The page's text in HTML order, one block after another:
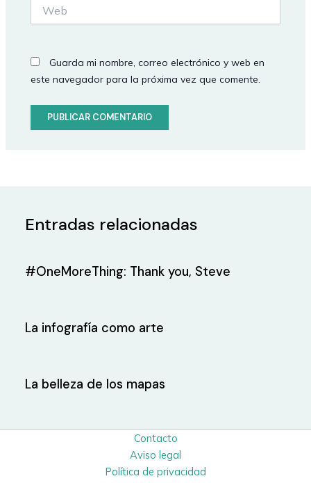
Guarda mi nombre, correo electrónico y web en
este navegador para la próxima vez que comente.
Entradas relacionadas
#OneMoreThing: Thank you, Steve
La infografía como arte
La belleza de los mapas
Contacto
Aviso legal
Política de privacidad